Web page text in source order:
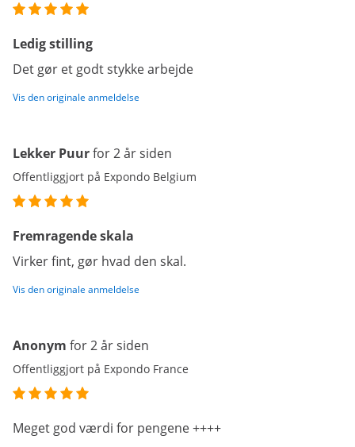
Ledig stilling
Det gør et godt stykke arbejde
Vis den originale anmeldelse
Lekker Puurfor 2 år siden
Offentliggjort på Expondo Belgium
Fremragende skala
Virker fint, gør hvad den skal.
Vis den originale anmeldelse
Anonym for 2 år siden
Offentliggjort på Expondo France
Meget god værdi for pengene ++++